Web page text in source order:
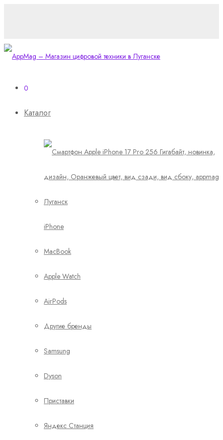
0
Каталог
iPhone
MacBook
Apple Watch
AirPods
Другие бренды
Samsung
Dyson
Приставки
Яндекс Станция